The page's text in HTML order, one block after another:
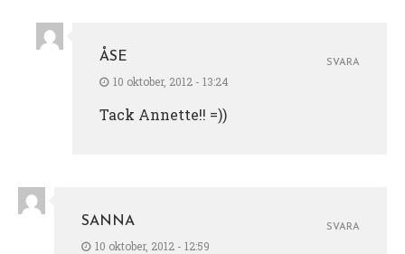
ÅSE
10 oktober, 2012 - 13:24
Tack Annette!! =))
SVARA
SANNA
10 oktober, 2012 - 12:59
SVARA